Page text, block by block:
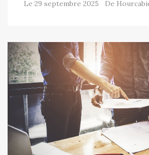
Le 29 septembre 2025 De